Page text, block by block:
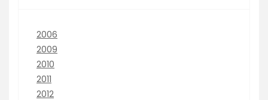
2006
2009
2010
2011
2012